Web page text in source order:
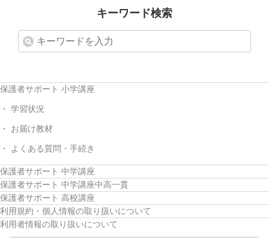
キーワード検索
保護者サポート 小学講座
学習状況
お届け教材
よくある質問・手続き
保護者サポート 中学講座
保護者サポート 中学講座中高一貫
保護者サポート 高校講座
利用規約・個人情報の取り扱いについて
利用者情報の取り扱いについて